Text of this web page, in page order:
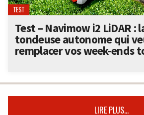
TEST
Test – Navimow i2 LiDAR :
tondeuse autonome qui
remplacer vos week-ends
LIRE PLUS...